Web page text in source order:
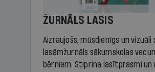
ŽURNĀLS LASIS
Aizraujošs, mūsdienīgs un vizuāli
lasāmžurnāls sākumskolas
bērniem. Stiprina lasītprasmi un